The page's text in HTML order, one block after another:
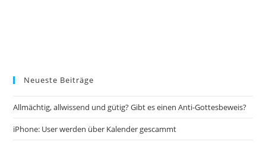
Neueste Beiträge
Allmächtig, allwissend und gütig? Gibt es einen Anti-Gottesbeweis?
iPhone: User werden über Kalender gescammt